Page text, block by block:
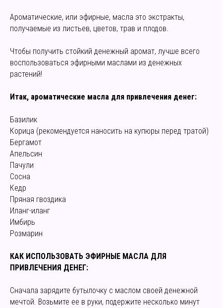
Ароматические, или эфирные, масла это экстракты,
получаемые из листьев, цветов, трав и плодов.
Чтобы получить стойкий денежный аромат, лучше всего
воспользоваться эфирными маслами из денежных
растений!
Итак, ароматические масла для привлечения денег:
Базилик
Корица (рекомендуется наносить на купюры перед тратой)
Бергамот
Апельсин
Пачули
Сосна
Кедр
Пряная гвоздика
Иланг-иланг
Имбирь
Розмарин
КАК ИСПОЛЬЗОВАТЬ ЭФИРНЫЕ МАСЛА ДЛЯ
ПРИВЛЕЧЕНИЯ ДЕНЕГ:
Сначала зарядите бутылочку с маслом своей денежной
мечтой. Возьмите ее в руки, подержите несколько минут